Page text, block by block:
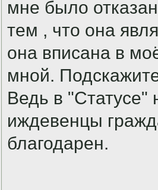
мне было
тем , что она
она вписана в
мной.
Ведь в "Статусе"
иждевенцы
благодарен.